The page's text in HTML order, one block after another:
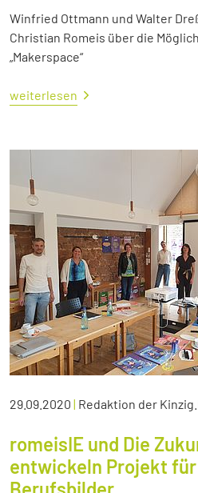
Winfried Ottmann und Walter
Christian Romeis über die
„Makerspace“
weiterlesen
29.09.2020 | Redaktion der
romeisIE und Die
entwickeln Projekt